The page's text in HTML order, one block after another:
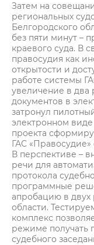
Затем на
региональных
Белгородского
без пяти минут –
краевого суда. В
правосудия как
открытости и
работе системы
увеличение в два
документов в
затронул
электронном
проекта
ГАС
В перспективе –
речи для
протокола
программные
апробацию в двух
области.
комплекс
режиме получать
судебного